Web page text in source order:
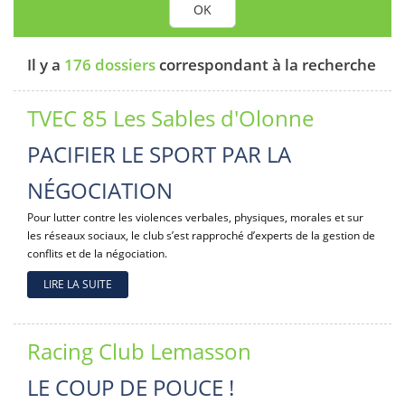
OK
Il y a 176 dossierscorrespondant à la recherche
TVEC 85 Les Sables d'Olonne
PACIFIER LE SPORT PAR LA
NÉGOCIATION
Pour lutter contre les violences verbales, physiques, morales et sur
les réseaux sociaux, le club s’est rapproché d’experts de la gestion de
conflits et de la négociation.
LIRE LA SUITE
Racing Club Lemasson
LE COUP DE POUCE !